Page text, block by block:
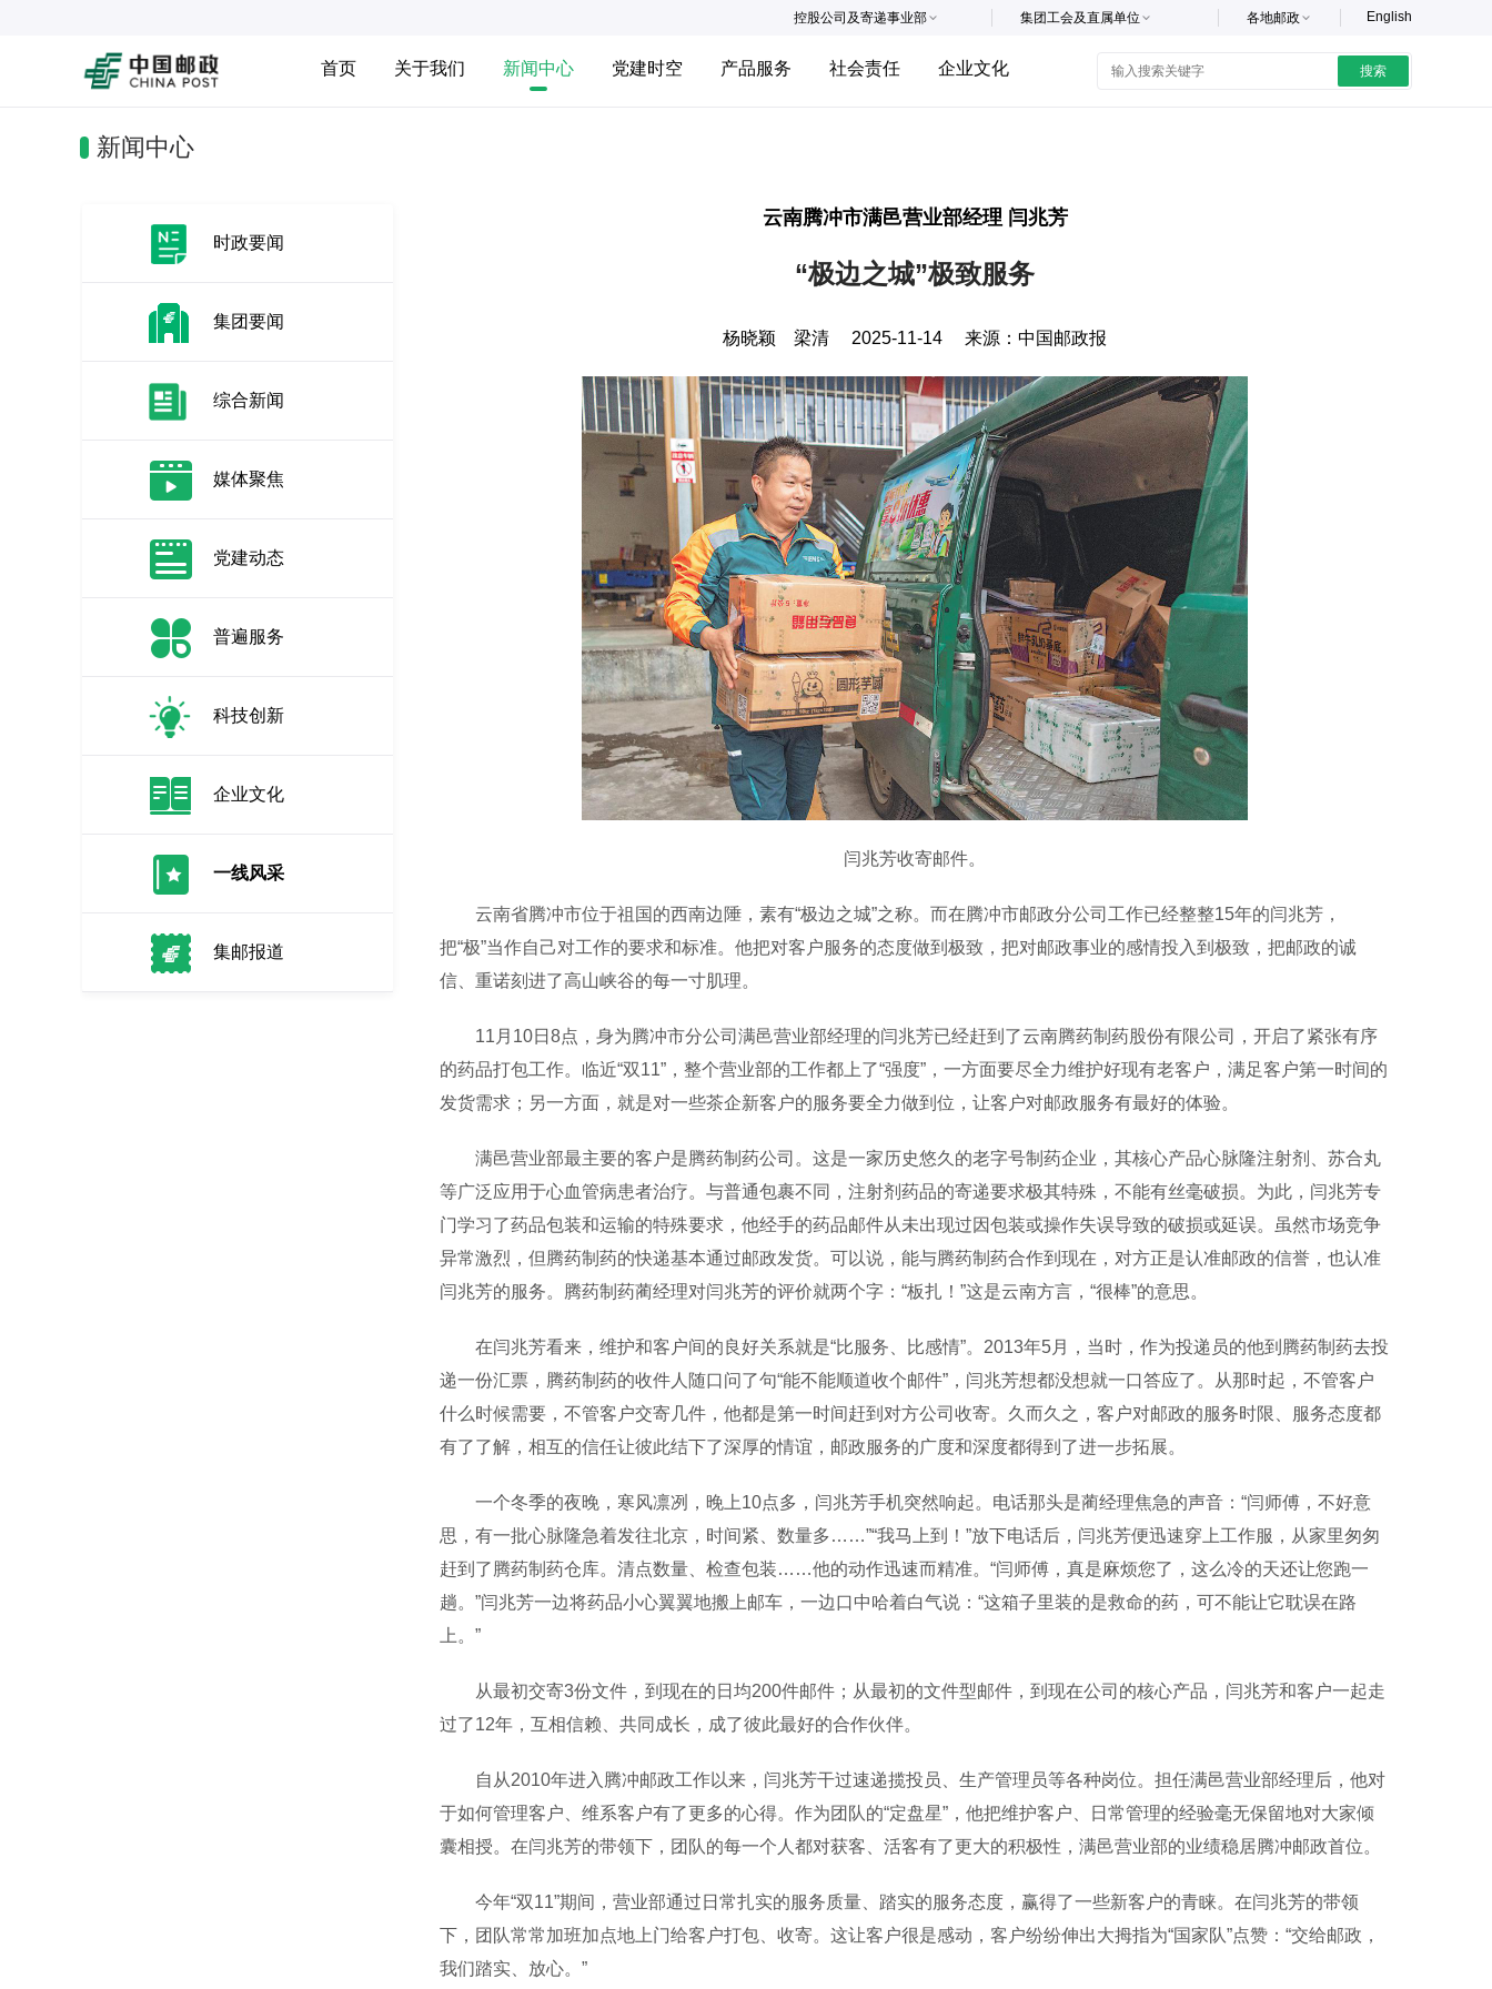
English
各地邮政
集团工会及直属单位
控股公司及寄递事业部
首页 关于我们 新闻中心 党建时空 产品服务 社会责任 企业文化 搜索
新闻中心
时政要闻
集团要闻
综合新闻
媒体聚焦
党建动态
普遍服务
科技创新
企业文化
一线风采
集邮报道
云南腾冲市满邑营业部经理 闫兆芳
“极边之城”极致服务
杨晓颖 梁清 2025-11-14 来源： 中国邮政报
闫兆芳收寄邮件。
云南省腾冲市位于祖国的西南边陲，素有“极边之城”之称。而在腾冲市邮政分公司工作已经整整15年的闫兆芳，
把“极”当作自己对工作的要求和标准。他把对客户服务的态度做到极致，把对邮政事业的感情投入到极致，把邮政的诚
信、重诺刻进了高山峡谷的每一寸肌理。
11月10日8点，身为腾冲市分公司满邑营业部经理的闫兆芳已经赶到了云南腾药制药股份有限公司，开启了紧张有序
的药品打包工作。临近“双11”，整个营业部的工作都上了“强度”，一方面要尽全力维护好现有老客户，满足客户第一时间的
发货需求；另一方面，就是对一些茶企新客户的服务要全力做到位，让客户对邮政服务有最好的体验。
满邑营业部最主要的客户是腾药制药公司。这是一家历史悠久的老字号制药企业，其核心产品心脉隆注射剂、苏合丸
等广泛应用于心血管病患者治疗。与普通包裹不同，注射剂药品的寄递要求极其特殊，不能有丝毫破损。为此，闫兆芳专
门学习了药品包装和运输的特殊要求，他经手的药品邮件从未出现过因包装或操作失误导致的破损或延误。虽然市场竞争
异常激烈，但腾药制药的快递基本通过邮政发货。可以说，能与腾药制药合作到现在，对方正是认准邮政的信誉，也认准
闫兆芳的服务。腾药制药蔺经理对闫兆芳的评价就两个字：“板扎！”这是云南方言，“很棒”的意思。
在闫兆芳看来，维护和客户间的良好关系就是“比服务、比感情”。2013年5月，当时，作为投递员的他到腾药制药去投
递一份汇票，腾药制药的收件人随口问了句“能不能顺道收个邮件”，闫兆芳想都没想就一口答应了。从那时起，不管客户
什么时候需要，不管客户交寄几件，他都是第一时间赶到对方公司收寄。久而久之，客户对邮政的服务时限、服务态度都
有了了解，相互的信任让彼此结下了深厚的情谊，邮政服务的广度和深度都得到了进一步拓展。
一个冬季的夜晚，寒风凛冽，晚上10点多，闫兆芳手机突然响起。电话那头是蔺经理焦急的声音：“闫师傅，不好意
思，有一批心脉隆急着发往北京，时间紧、数量多……”“我马上到！”放下电话后，闫兆芳便迅速穿上工作服，从家里匆匆
赶到了腾药制药仓库。清点数量、检查包装……他的动作迅速而精准。“闫师傅，真是麻烦您了，这么冷的天还让您跑一
趟。”闫兆芳一边将药品小心翼翼地搬上邮车，一边口中哈着白气说：“这箱子里装的是救命的药，可不能让它耽误在路
上。”
从最初交寄3份文件，到现在的日均200件邮件；从最初的文件型邮件，到现在公司的核心产品，闫兆芳和客户一起走
过了12年，互相信赖、共同成长，成了彼此最好的合作伙伴。
自从2010年进入腾冲邮政工作以来，闫兆芳干过速递揽投员、生产管理员等各种岗位。担任满邑营业部经理后，他对
于如何管理客户、维系客户有了更多的心得。作为团队的“定盘星”，他把维护客户、日常管理的经验毫无保留地对大家倾
囊相授。在闫兆芳的带领下，团队的每一个人都对获客、活客有了更大的积极性，满邑营业部的业绩稳居腾冲邮政首位。
今年“双11”期间，营业部通过日常扎实的服务质量、踏实的服务态度，赢得了一些新客户的青睐。在闫兆芳的带领
下，团队常常加班加点地上门给客户打包、收寄。这让客户很是感动，客户纷纷伸出大拇指为“国家队”点赞：“交给邮政，
我们踏实、放心。”